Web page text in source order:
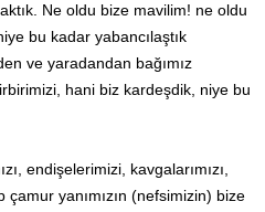
Ne oldu bize mavilim! ne oldu
bu kadar yabancılaştık
ve yaradandan bağımız
hani biz kardeşdik, niye bu
endişelerimizi, kavgalarımızı,
çamur yanımızın (nefsimizin) bize